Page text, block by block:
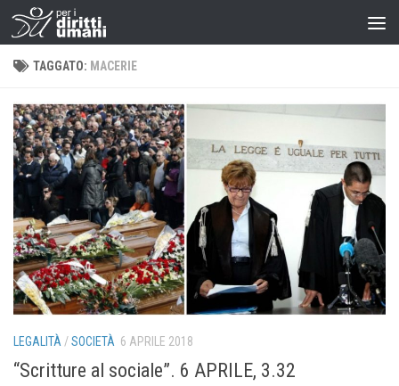
TAGGATO: MACERIE
LEGALITÀ /SOCIETÀ 6 APRILE 2018
“Scritture al sociale”. 6 APRILE, 3.32